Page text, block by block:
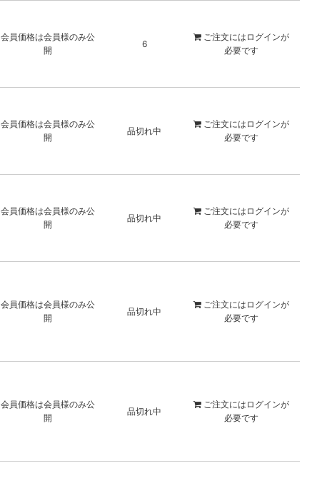
会員価格は会員様のみ公
開
6
ご注文には ログインが
必要です
会員価格は会員様のみ公
開
品切れ中
ご注文には ログインが
必要です
会員価格は会員様のみ公
開
品切れ中
ご注文には ログインが
必要です
会員価格は会員様のみ公
開
品切れ中
ご注文には ログインが
必要です
会員価格は会員様のみ公
開
品切れ中
ご注文には ログインが
必要です